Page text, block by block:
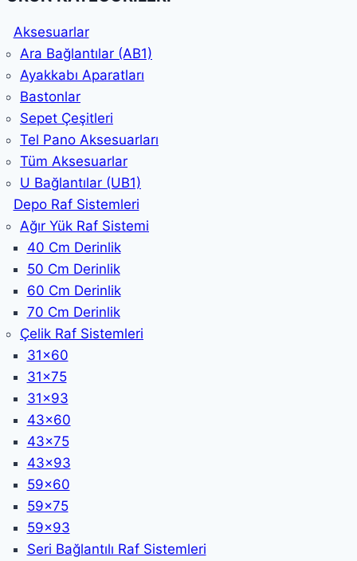
Aksesuarlar
Ara Bağlantılar (AB1)
Ayakkabı Aparatları
Bastonlar
Sepet Çeşitleri
Tel Pano Aksesuarları
Tüm Aksesuarlar
U Bağlantılar (UB1)
Depo Raf Sistemleri
Ağır Yük Raf Sistemi
40 Cm Derinlik
50 Cm Derinlik
60 Cm Derinlik
70 Cm Derinlik
Çelik Raf Sistemleri
31x60
31x75
31x93
43x60
43x75
43x93
59x60
59x75
59x93
Seri Bağlantılı Raf Sistemleri